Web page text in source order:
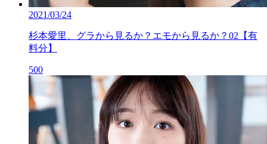
2021/03/24
杉本愛里、グラから見るか？エモから見るか？02【有
料分】
500